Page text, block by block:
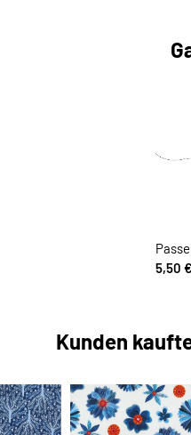
5,50 €
Kunden